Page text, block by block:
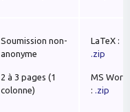
Soumission non-
anonyme
2 à 3 pages (1
colonne)
LaTeX :
.zip
MS Word
: .zip